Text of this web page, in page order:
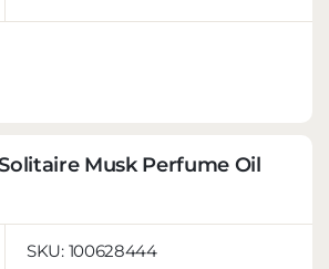
Musk Perfume Oil
SKU: 100628444